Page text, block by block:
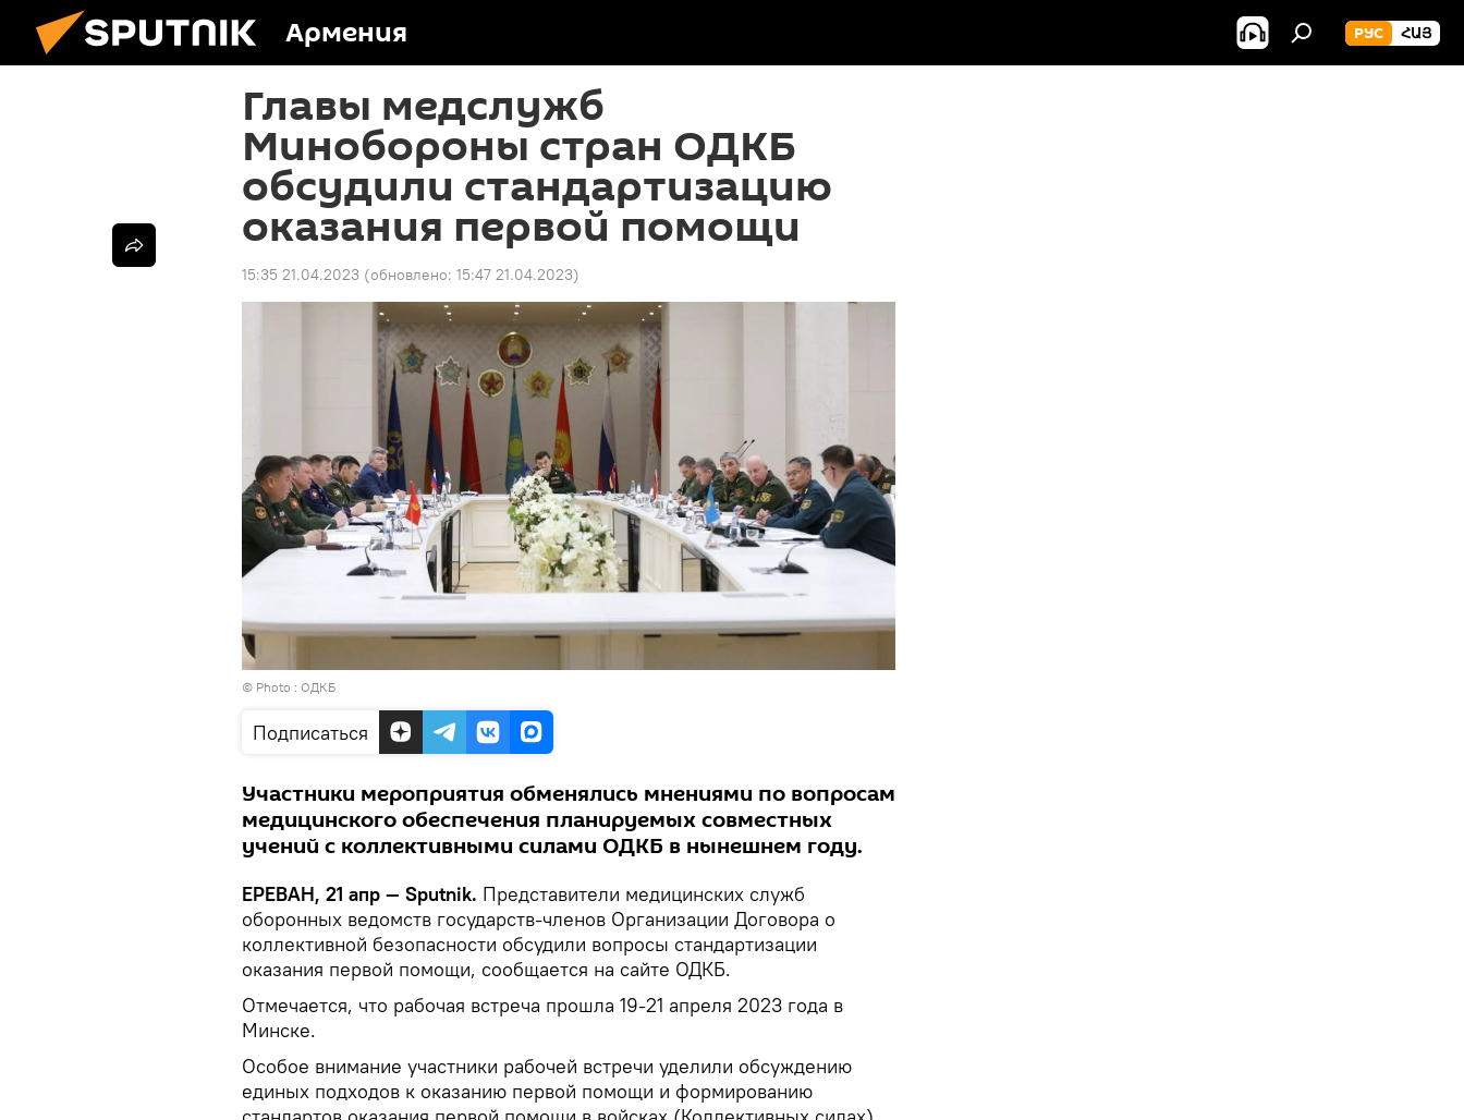
Армения РУС ՀԱՅ
Главы медслужб
Минобороны стран ОДКБ
обсудили стандартизацию
оказания первой помощи
15:35 21.04.2023 (обновлено: 15:47 21.04.2023)
© Photo : ОДКБ
Подписаться
Участники мероприятия обменялись мнениями по вопросам
медицинского обеспечения планируемых совместных
учений с коллективными силами ОДКБ в нынешнем году.
ЕРЕВАН, 21 апр — Sputnik. Представители медицинских служб
оборонных ведомств государств-членов Организации Договора о
коллективной безопасности обсудили вопросы стандартизации
оказания первой помощи, сообщается на сайте ОДКБ.
Отмечается, что рабочая встреча прошла 19-21 апреля 2023 года в
Минске.
Особое внимание участники рабочей встречи уделили обсуждению
единых подходов к оказанию первой помощи и формированию